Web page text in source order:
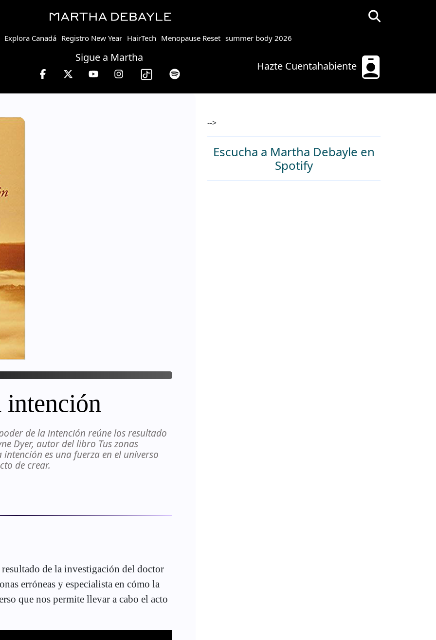
Hazte Cuentahabiente
Explora Canadá Registro New Year HairTech Menopause Reset summer body 2026
Sigue a Martha
de 10 a 13 hrs.
intención
de la intención reúne los resultado
Dyer, autor del libro Tus zonas
es una fuerza en el universo
de crear.
de la investigación del doctor
erróneas y especialista en cómo la
que nos permite llevar a cabo el acto
-->
Escucha a Martha Debayle en
Spotify